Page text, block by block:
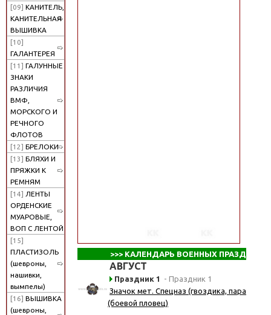
[09] КАНИТЕЛЬ,
КАНИТЕЛЬНАЯ
ВЫШИВКА
[10]
ГАЛАНТЕРЕЯ
[11] ГАЛУННЫЕ
ЗНАКИ
РАЗЛИЧИЯ
ВМФ,
МОРСКОГО И
РЕЧНОГО
ФЛОТОВ
[12] БРЕЛОКИ
[13] БЛЯХИ И
ПРЯЖКИ К
РЕМНЯМ
[14] ЛЕНТЫ
ОРДЕНСКИЕ
МУАРОВЫЕ,
ВОП С ЛЕНТОЙ
[15]
ПЛАСТИЗОЛЬ
(шевроны,
нашивки,
вымпелы)
[16] ВЫШИВКА
(шевроны,
>>> КАЛЕНДАРЬ ВОЕННЫХ
АВГУСТ
Праздник 1 - Праздник 1
Значок мет. Спецназ (гвоздика, парашют,
(боевой пловец)